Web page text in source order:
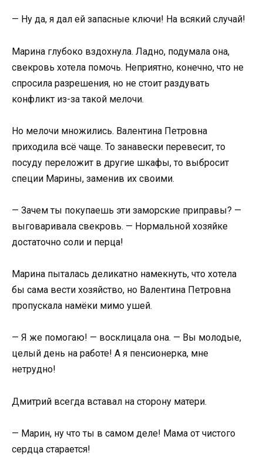
— Ну да, я дал ей запасные ключи! На всякий случай!
Марина глубоко вздохнула. Ладно, подумала она,
свекровь хотела помочь. Неприятно, конечно, что не
спросила разрешения, но не стоит раздувать
конфликт из-за такой мелочи.
Но мелочи множились. Валентина Петровна
приходила всё чаще. То занавески перевесит, то
посуду переложит в другие шкафы, то выбросит
специи Марины, заменив их своими.
— Зачем ты покупаешь эти заморские приправы? —
выговаривала свекровь. — Нормальной хозяйке
достаточно соли и перца!
Марина пыталась деликатно намекнуть, что хотела
бы сама вести хозяйство, но Валентина Петровна
пропускала намёки мимо ушей.
— Я же помогаю! — восклицала она. — Вы молодые,
целый день на работе! А я пенсионерка, мне
нетрудно!
Дмитрий всегда вставал на сторону матери.
— Марин, ну что ты в самом деле! Мама от чистого
сердца старается!